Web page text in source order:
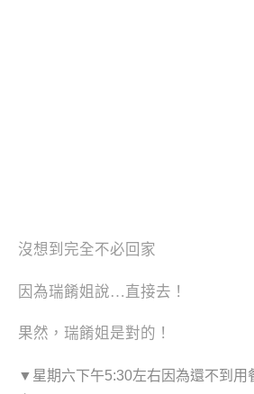
沒想到完全不必回家
因為瑞餚姐說…直接去！
果然，瑞餚姐是對的！
▼星期六下午5:30左右因為還不到用